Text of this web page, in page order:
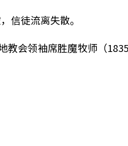
信徒流离失散。
教会领袖席胜魔牧师（